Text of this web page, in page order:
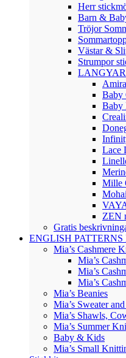
Herr
Barn &
Tröjor
Västar &
Strumpor
Baby
Baby
Lace
Mille
ZEN
Gratis
ENGLISH PATTERNS
Mia’s Cashmere
Mia’s
Mia’s
Mia’s
Mia’s Beanies
Mia’s Sweater
Mia’s Shawls,
Mia’s Summer
Baby & Kids
Mia’s Small